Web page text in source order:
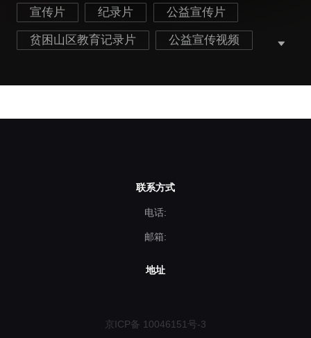
宣传片 纪录片 公益宣传片
贫困山区教育记录片 公益宣传视频
联系方式
电话:
邮箱:
地址
京ICP备 10046151号-3